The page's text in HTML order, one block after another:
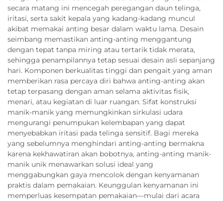
secara matang ini mencegah peregangan daun telinga,
iritasi, serta sakit kepala yang kadang-kadang muncul
akibat memakai anting besar dalam waktu lama. Desain
seimbang memastikan anting-anting menggantung
dengan tepat tanpa miring atau tertarik tidak merata,
sehingga penampilannya tetap sesuai desain asli sepanjang
hari. Komponen berkualitas tinggi dan pengait yang aman
memberikan rasa percaya diri bahwa anting-anting akan
tetap terpasang dengan aman selama aktivitas fisik,
menari, atau kegiatan di luar ruangan. Sifat konstruksi
manik-manik yang memungkinkan sirkulasi udara
mengurangi penumpukan kelembapan yang dapat
menyebabkan iritasi pada telinga sensitif. Bagi mereka
yang sebelumnya menghindari anting-anting bermakna
karena kekhawatiran akan bobotnya, anting-anting manik-
manik unik menawarkan solusi ideal yang
menggabungkan gaya mencolok dengan kenyamanan
praktis dalam pemakaian. Keunggulan kenyamanan ini
memperluas kesempatan pemakaian—mulai dari acara